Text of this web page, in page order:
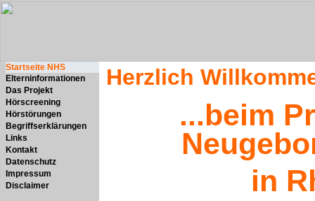
Startseite NHS
Elterninformationen
Das Projekt
Hörscreening
Hörstörungen
Begriffserklärungen
Links
Kontakt
Datenschutz
Impressum
Disclaimer
Herzlich
...beim
in